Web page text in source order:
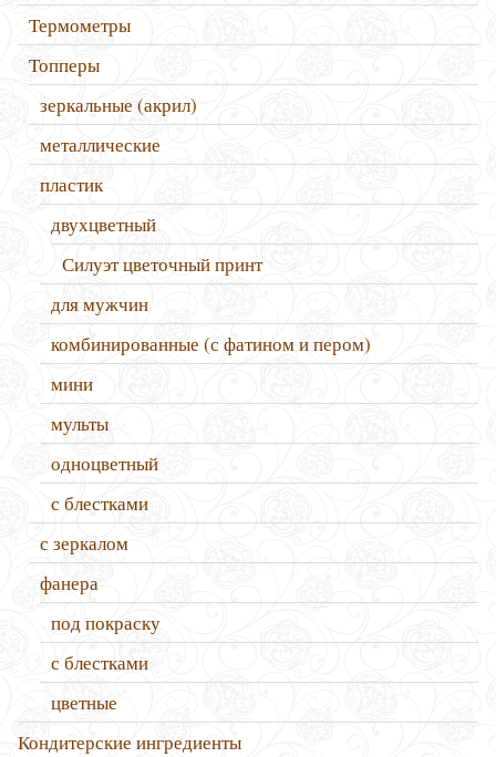
Термометры
Топперы
зеркальные (акрил)
металлические
пластик
двухцветный
Силуэт цветочный принт
для мужчин
комбинированные (с фатином и пером)
мини
мульты
одноцветный
с блестками
с зеркалом
фанера
под покраску
с блестками
цветные
Кондитерские ингредиенты